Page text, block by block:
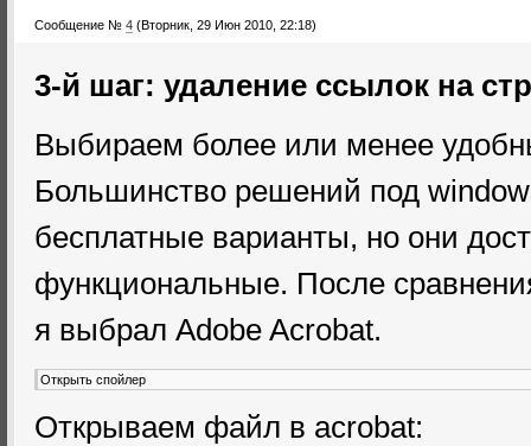
Сообщение № 4 (Вторник, 29 Июн 2010, 22:18)
3-й шаг: удаление ссылок на
Выбираем более или менее
Большинство решений под
бесплатные варианты, но они
функциональные. После
я выбрал Adobe Acrobat.
Открываем файл в acrobat: